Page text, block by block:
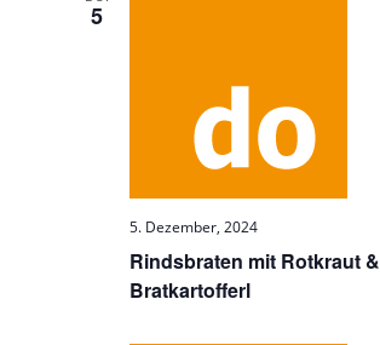
5
Rindsbraten mit Rotkraut &
Bratkartofferl
5. Dezember, 2024